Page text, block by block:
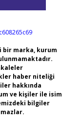
bir marka, kurum
haber niteliği
hakkında
ve kişiler ile isim
bilgiler